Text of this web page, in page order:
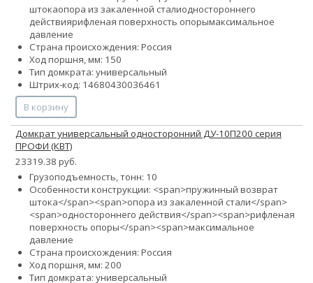
штокаопора из закаленной сталиодностороннего
действиярифленая поверхность опорымаксимальное
давление
Страна происхождения: Россия
Ход поршня, мм: 150
Тип домкрата: универсальный
Штрих-код: 14680430036461
В корзину
Домкрат универсальный односторонний ДУ-10П200 серия
ПРОФИ (КВТ)
23319.38 руб.
Грузоподъемность, тонн: 10
Особенности конструкции: <span>пружинный возврат
штока</span><span>опора из закаленной стали</span>
<span>одностороннего действия</span><span>рифленая
поверхность опоры</span><span>максимальное
давление
Страна происхождения: Россия
Ход поршня, мм: 200
Тип домкрата: универсальный